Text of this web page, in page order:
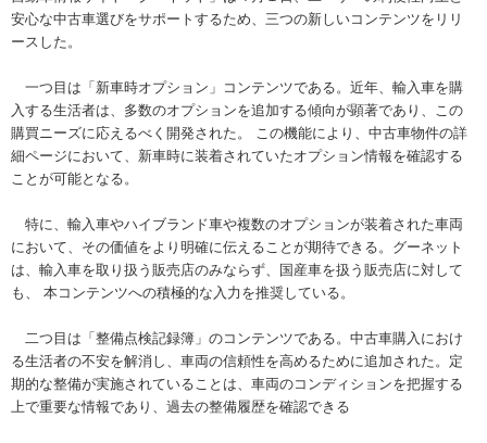
安心な中古車選びをサポートするため、三つの新しいコンテンツをリリ
ースした。
一つ目は「新車時オプション」コンテンツである。近年、輸入車を購
入する生活者は、多数のオプションを追加する傾向が顕著であり、この
購買ニーズに応えるべく開発された。 この機能により、中古車物件の詳
細ページにおいて、新車時に装着されていたオプション情報を確認する
ことが可能となる。
特に、輸入車やハイブランド車や複数のオプションが装着された車両
において、その価値をより明確に伝えることが期待できる。グーネット
は、輸入車を取り扱う販売店のみならず、国産車を扱う販売店に対して
も、 本コンテンツへの積極的な入力を推奨している。
二つ目は「整備点検記録簿」のコンテンツである。中古車購入におけ
る生活者の不安を解消し、車両の信頼性を高めるために追加された。定
期的な整備が実施されていることは、車両のコンディションを把握する
上で重要な情報であり、過去の整備履歴を確認できる